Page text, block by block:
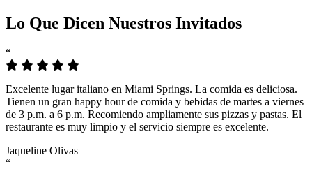
Lo Que Dicen Nuestros Invitados
“
Excelente lugar italiano en Miami Springs. La comida es deliciosa.
Tienen un gran happy hour de comida y bebidas de martes a viernes
de 3 p.m. a 6 p.m. Recomiendo ampliamente sus pizzas y pastas. El
restaurante es muy limpio y el servicio siempre es excelente.
Jaqueline Olivas
“